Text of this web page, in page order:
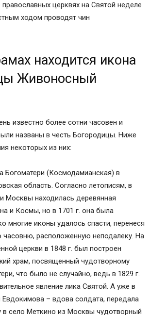
церквях на Святой неделе
ходом проводят чин
находится икона
Живоносный
известно более сотни часовен и
названы в честь Богородицы. Ниже
некоторых из них:
Богоматери (Космодамианская) в
область. Согласно летописям, в
Москвы находилась деревянная
и Космы, но в 1701 г. она была
многие иконы удалось спасти, перенеся
часовню, расположенную неподалеку. На
церкви в 1848 г. был построен
храм, посвященный чудотворному
что было не случайно, ведь в 1829 г.
явление лика Святой. А уже в
Евдокимова – вдова солдата, передала
в село Меткино из Москвы чудотворный